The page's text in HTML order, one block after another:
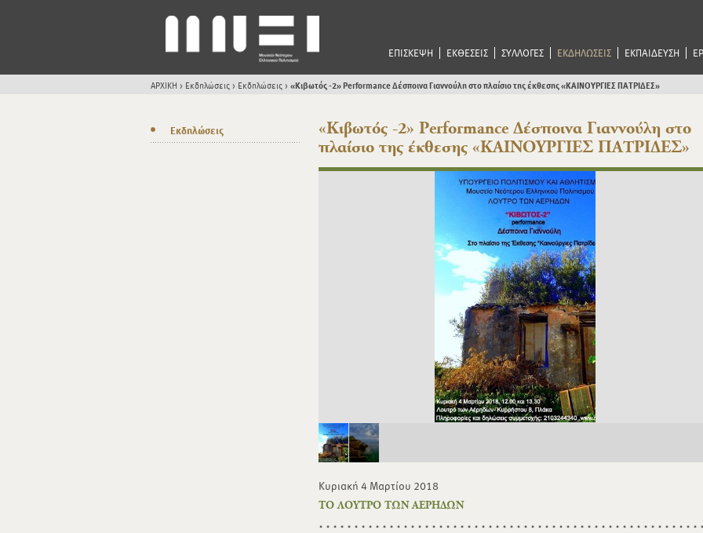
ΕΠΙΣΚΕΨΗ ΕΚΘΕΣΕΙΣ ΣΥΛΛΟΓΕΣ ΕΚΔΗΛΩΣΕΙΣ ΕΚΠΑΙΔΕΥΣΗ
ΑΡΧΙΚΗ > Εκδηλώσεις> Εκδηλώσεις> «Κιβωτός -2» Performance Δέσποινα Γιαννούλη στο πλαίσιο της έκθεσης «ΚΑΙΝΟΥΡΓΙΕΣ ΠΑΤΡΙΔΕΣ»
Εκδηλώσεις
«Κιβωτός -2» Performance Δέσποινα Γιαννούλη στο
πλαίσιο της έκθεσης «ΚΑΙΝΟΥΡΓΙΕΣ ΠΑΤΡΙΔΕΣ»
Κυριακή 4 Μαρτίου 2018
ΤΟ ΛΟΥΤΡΟ ΤΩΝ ΑΕΡΗΔΩΝ